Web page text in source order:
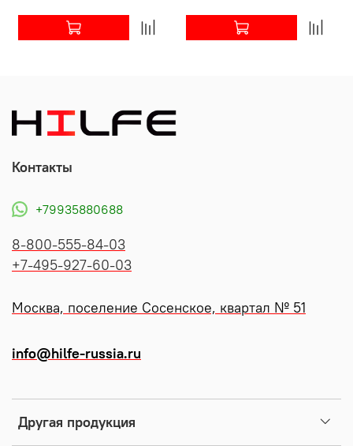
Другая продукция
Контакты
+79935880688
8-800-555-84-03
+7-495-927-60-03
Москва, поселение Сосенское, квартал № 51
info@hilfe-russia.ru